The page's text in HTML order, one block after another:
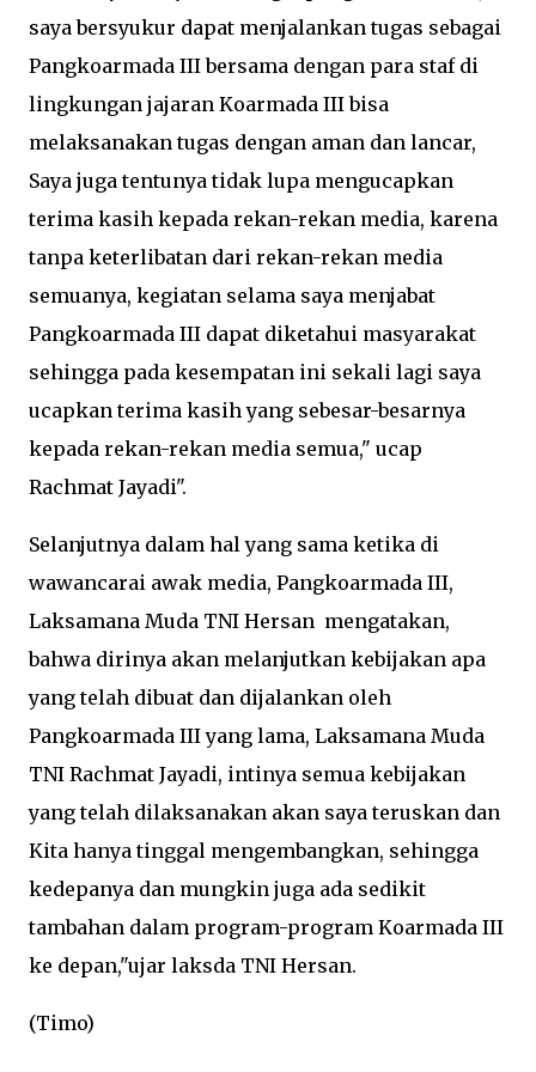
saya bersyukur dapat menjalankan tugas sebagai
Pangkoarmada III bersama dengan para staf di
lingkungan jajaran Koarmada III bisa
melaksanakan tugas dengan aman dan lancar,
Saya juga tentunya tidak lupa mengucapkan
terima kasih kepada rekan-rekan media, karena
tanpa keterlibatan dari rekan-rekan media
semuanya, kegiatan selama saya menjabat
Pangkoarmada III dapat diketahui masyarakat
sehingga pada kesempatan ini sekali lagi saya
ucapkan terima kasih yang sebesar-besarnya
kepada rekan-rekan media semua," ucap
Rachmat Jayadi".
Selanjutnya dalam hal yang sama ketika di
wawancarai awak media, Pangkoarmada III,
Laksamana Muda TNI Hersan mengatakan,
bahwa dirinya akan melanjutkan kebijakan apa
yang telah dibuat dan dijalankan oleh
Pangkoarmada III yang lama, Laksamana Muda
TNI Rachmat Jayadi, intinya semua kebijakan
yang telah dilaksanakan akan saya teruskan dan
Kita hanya tinggal mengembangkan, sehingga
kedepanya dan mungkin juga ada sedikit
tambahan dalam program-program Koarmada III
ke depan,"ujar laksda TNI Hersan.
(Timo)